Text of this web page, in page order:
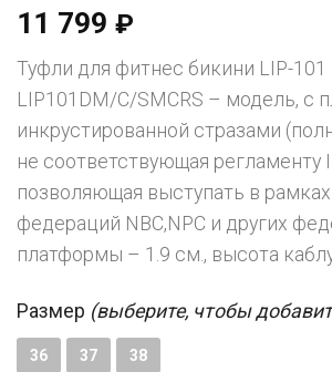
11 799 ₽
Туфли для фитнес бикини LIP-101
LIP101DM/C/SMCRS – модель, с
инкрустированной стразами
не соответствующая регламенту
позволяющая выступать в
федераций NBC,NPC и других
платформы – 1.9 см., высота
Размер (выберите, чтобы
36 37 38